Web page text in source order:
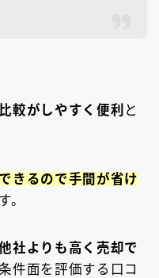
較がしやすく便利 と
きるので手間が省け
。
社よりも高く売却で
件面を評価する口コ